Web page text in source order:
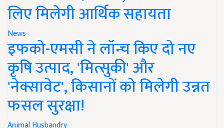
लिए मिलेगी आर्थिक सहायता
News
इफको-एमसी ने लॉन्च किए दो नए
कृषि उत्पाद, 'मित्सुकी' और
'नेक्सावेट', किसानों को मिलेगी उन्नत
फसल सुरक्षा!